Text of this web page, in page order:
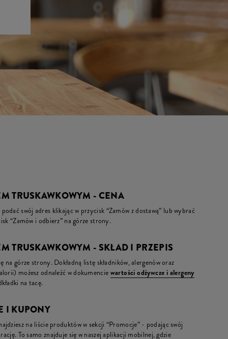
TRUSKAWKOWYM - CENA
swój adres klikając w przycisk “Zamów z dostawą” lub wybrać
“Zamów i odbierz” na górze strony.
TRUSKAWKOWYM - SKŁAD I PRZEPIS
na górze strony. Dokładną listę składników, alergenów oraz
możesz odnaleźć w dokumencie wartości odżywcze i alergeny
na tacę.
I KUPONY
na liście produktów w sekcji “Promocje” - podając swój
To samo znajduje się w naszej aplikacji mobilnej, gdzie